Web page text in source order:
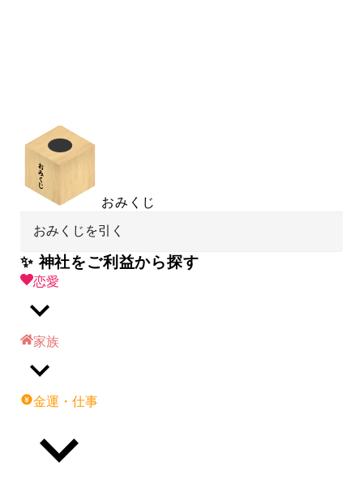
おみくじ
おみくじを引く
✨ 神社をご利益から探す
恋愛
家族
金運・仕事